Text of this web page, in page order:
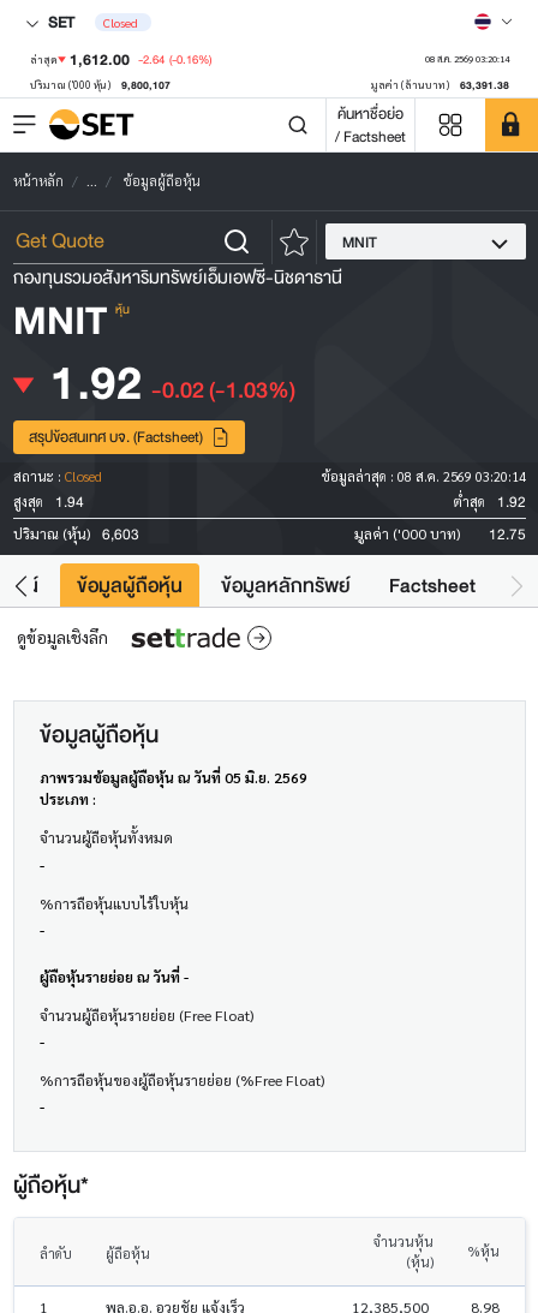
SET Closed
ล่าสุด 1,612.00 -2.64 (-0.16%) 08 ส.ค. 2569 03:20:14
ปริมาณ ('000 หุ้น) 9,800,107 มูลค่า (ล้านบาท) 63,391.38
ค้นหาชื่อย่อ
/ Factsheet
หน้าหลัก ... ข้อมูลผู้ถือหุ้น
MNIT
กองทุนรวมอสังหาริมทรัพย์เอ็มเอฟซี-นิชดาธานี
MNIT หุ้น
1.92 -0.02(-1.03%)
สรุปข้อสนเทศ บจ. (Factsheet)
สถานะ : Closed ข้อมูลล่าสุด : 08 ส.ค. 2569 03:20:14
สูงสุด
1.94 ต่ำสุด 1.92
ปริมาณ (หุ้น) 6,603 มูลค่า ('000 บาท) 12.75
ยชน์ ข้อมูลผู้ถือหุ้น ข้อมูลหลักทรัพย์ Factsheet
ดูข้อมูลเชิงลึก
ข้อมูลผู้ถือหุ้น
ภาพรวมข้อมูลผู้ถือหุ้น ณ วันที่ 05 มิ.ย. 2569
ประเภท :
จำนวนผู้ถือหุ้นทั้งหมด
-
%การถือหุ้นแบบไร้ใบหุ้น
-
ผู้ถือหุ้นรายย่อย ณ วันที่ -
จำนวนผู้ถือหุ้นรายย่อย (Free Float)
-
%การถือหุ้นของผู้ถือหุ้นรายย่อย (%Free Float)
-
ผู้ถือหุ้น*
ลำดับ ผู้ถือหุ้น
จำนวนหุ้น
(หุ้น)
%หุ้น
1 พล.อ.อ. อวยชัย แจ้งเร็ว 12,385,500 8.98